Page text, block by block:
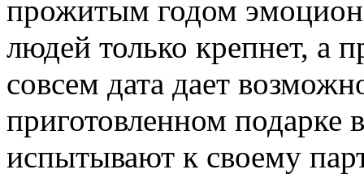
прожитым годом
людей только крепнет, а
совсем дата дает
приготовленном подарке
испытывают к своему